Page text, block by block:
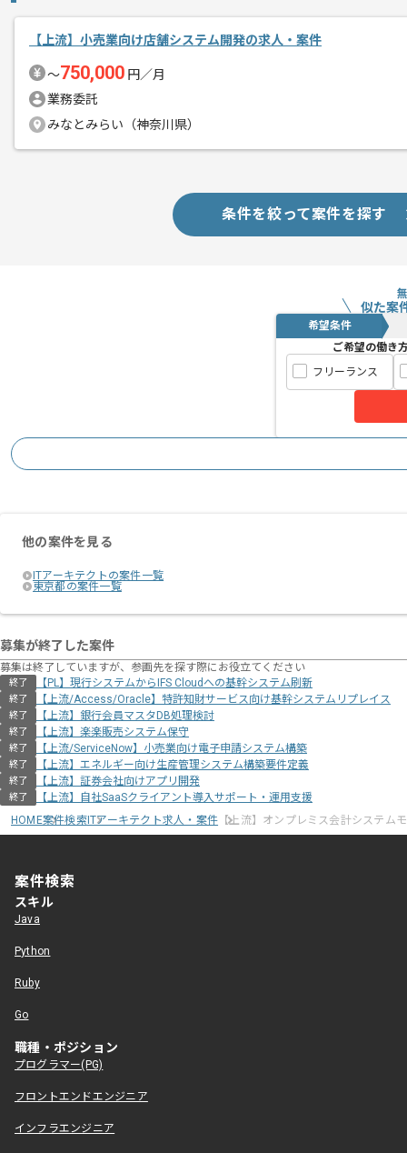
【上流】小売業向け店舗システム開発の求人・案件
〜750,000 円／月
業務委託
みなとみらい（神奈川県）
条件を絞って案件を探す
似た案
希望条件
ご希望の働き
フリーランス
他の案件を見る
ITアーキテクトの案件一覧
東京都の案件一覧
募集が終了した案件
募集は終了していますが、参画先を探す際にお役立てください
終了 【PL】現行システムからIFS Cloudへの基幹システム刷新
終了 【上流/Access/Oracle】特許知財サービス向け基幹システムリプレイス
終了 【上流】銀行会員マスタDB処理検討
終了 【上流】楽楽販売システム保守
終了 【上流/ServiceNow】小売業向け電子申請システム構築
終了 【上流】エネルギー向け生産管理システム構築要件定義
終了 【上流】証券会社向けアプリ開発
終了
【上流】自社SaaSクライアント導入サポート・運用支援
HOME案件検索ITアーキテクト求人・案件 【上流】オンプレミス会計システム
案件検索
スキル
Java
Python
Ruby
Go
職種・ポジション
プログラマー(PG)
フロントエンドエンジニア
インフラエンジニア